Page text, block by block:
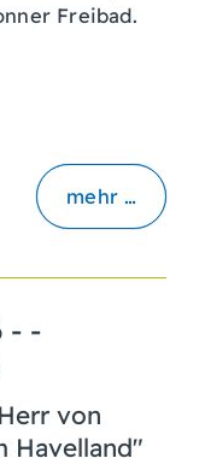
Freibad.
mehr …
- -
von
Havelland"